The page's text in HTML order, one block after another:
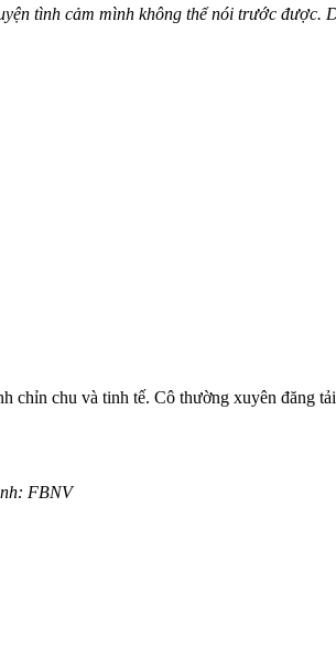
tìn‌h cảm mình không thể nói trước được.
chỉn chu và tinh tế. Cô thường xuyên đăng
FBNV